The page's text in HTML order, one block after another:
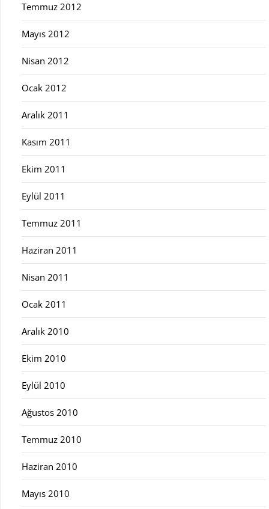
Temmuz 2012
Mayıs 2012
Nisan 2012
Ocak 2012
Aralık 2011
Kasım 2011
Ekim 2011
Eylül 2011
Temmuz 2011
Haziran 2011
Nisan 2011
Ocak 2011
Aralık 2010
Ekim 2010
Eylül 2010
Ağustos 2010
Temmuz 2010
Haziran 2010
Mayıs 2010